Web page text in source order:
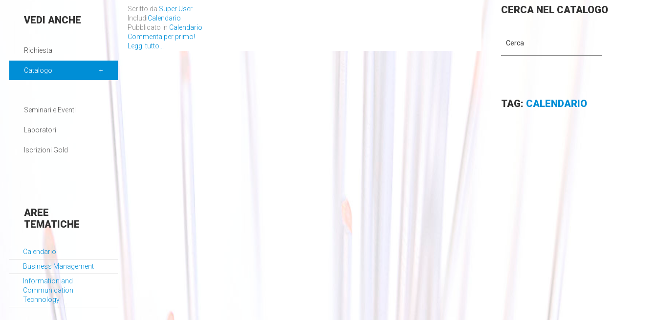
Scritto da Super User
IncludiCalendario
Pubblicato in Calendario
Commenta per primo!
Leggi tutto...
VEDI ANCHE
Richiesta
Catalogo
Seminari e Eventi
Laboratori
Iscrizioni Gold
AREE
TEMATICHE
Calendario
Business Management
Information and
Communication
Technology
CERCANEL CATALOGO
TAG: CALENDARIO